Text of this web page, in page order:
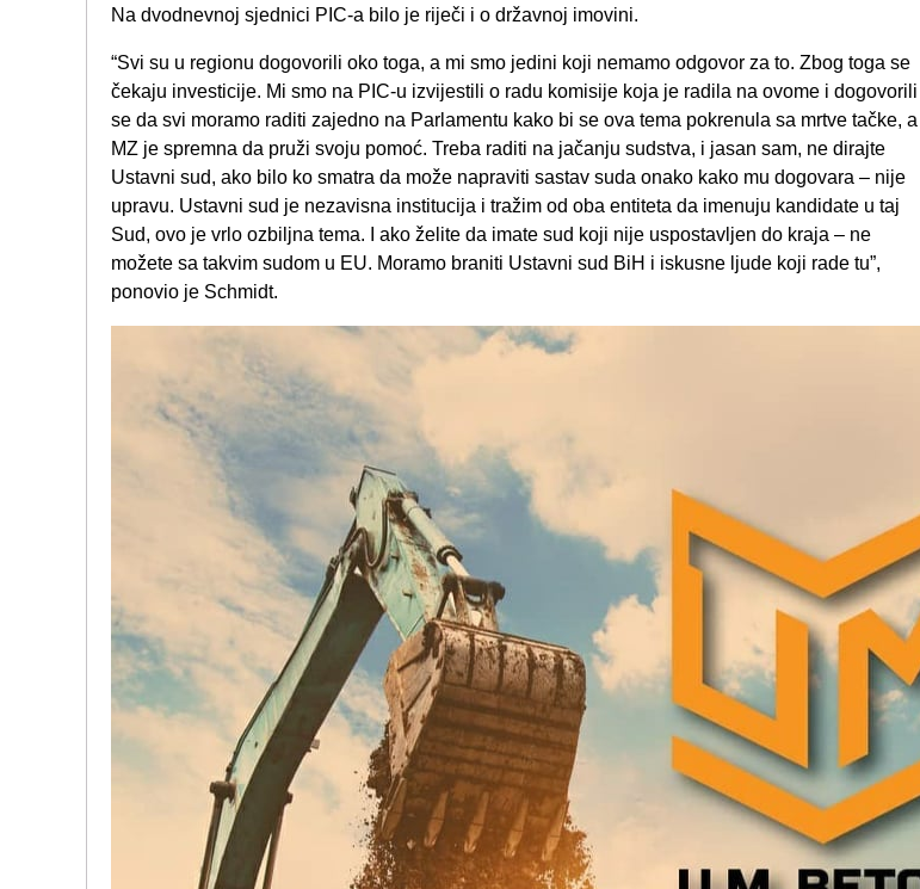
Na dvodnevnoj sjednici PIC-a bilo je riječi i o državnoj imovini.
“Svi su u regionu dogovorili oko toga, a mi smo jedini koji nemamo odgovor za to. Zbog toga se
čekaju investicije. Mi smo na PIC-u izvijestili o radu komisije koja je radila na ovome i dogovorili
se da svi moramo raditi zajedno na Parlamentu kako bi se ova tema pokrenula sa mrtve tačke, a
MZ je spremna da pruži svoju pomoć. Treba raditi na jačanju sudstva, i jasan sam, ne dirajte
Ustavni sud, ako bilo ko smatra da može napraviti sastav suda onako kako mu dogovara – nije
upravu. Ustavni sud je nezavisna institucija i tražim od oba entiteta da imenuju kandidate u taj
Sud, ovo je vrlo ozbiljna tema. I ako želite da imate sud koji nije uspostavljen do kraja – ne
možete sa takvim sudom u EU. Moramo braniti Ustavni sud BiH i iskusne ljude koji rade tu”,
ponovio je Schmidt.